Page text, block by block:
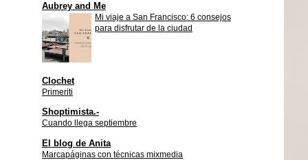
Aubrey and Me
Mi viaje a San Francisco: 6 consejos
para disfrutar de la ciudad
Clochet
Primeriti
Shoptimista.-
Cuando llega septiembre
El blog de Anita
Marcapáginas con técnicas mixmedia